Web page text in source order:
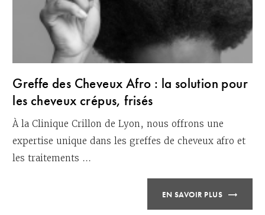
Greffe des Cheveux Afro : la solution pour
les cheveux crépus, frisés
À la Clinique Crillon de Lyon, nous offrons une
expertise unique dans les greffes de cheveux afro et
les traitements ...
EN SAVOIR PLUS